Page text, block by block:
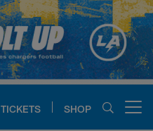
TICKETS SHOP